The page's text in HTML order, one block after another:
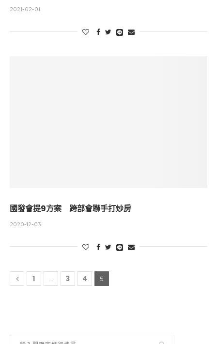
2021-02-01
國發會提9方案 跨部會聯手打炒房
2020-12-03
1 ... 3 4 5